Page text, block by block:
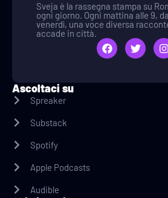
Sveja è la rassegna stampa su
ogni giorno. Ogni mattina alle 9,
venerdì, una voce diversa
accade in città.
Ascoltaci su
Spreaker
Substack
Spotify
Apple Podcasts
Audible